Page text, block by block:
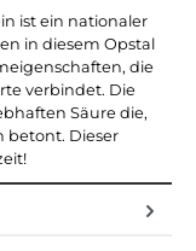
ist ein nationaler
in diesem Opstal
die
verbindet. Die
Säure die,
betont. Dieser